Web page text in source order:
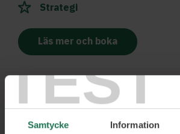
TEST
Samtycke Information
Strategi
Läs mer och boka
Ett urval av våra kunder